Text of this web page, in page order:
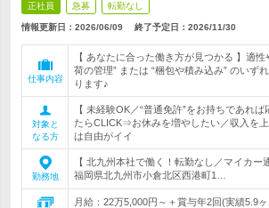
正社員 急募 転勤なし
情報更新日：2026/06/09 終了予定日： 2026/11/30
仕事内容
【 あなたに合った働き方が見つかる 】適性
荷の管理” または “梱包や積み込み” のいず
ります♪
対象と
なる方
【 未経験OK／“普通免許”をお持ちであれ
たらCLICK⇒お休みを増やしたい／収入を
は自由がイイ
勤務地
【 北九州本社で働く！転勤なし／マイカー
福岡県北九州市小倉北区西港町1…
月給：22万5,000円～＋賞与年2回(実績5.9